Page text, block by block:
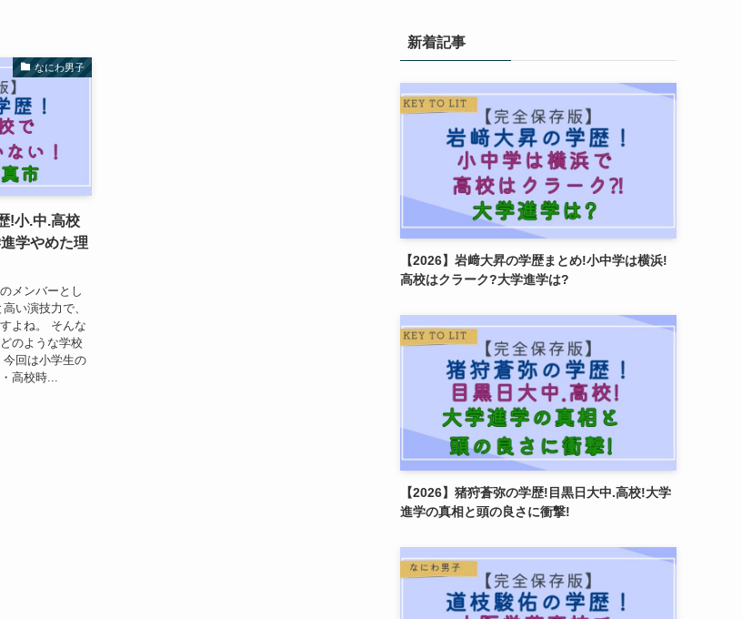
なにわ男子
!小.中.高校
学やめた理
メンバーとし
い演技力で、
よね。 そんな
のような学校
回は小学生の
高校時...
新着記事
【2026】岩﨑大昇の学歴まとめ!小中学は横浜!
高校はクラーク?大学進学は?
【2026】猪狩蒼弥の学歴!目黒日大中.高校!大学
進学の真相と頭の良さに衝撃!